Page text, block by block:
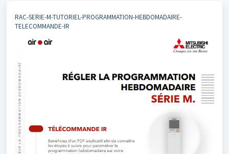
RAC-SERIE-M-TUTORIEL-PROGRAMMATION-HEBDOMADAIRE-
TELECOMMANDE-IR